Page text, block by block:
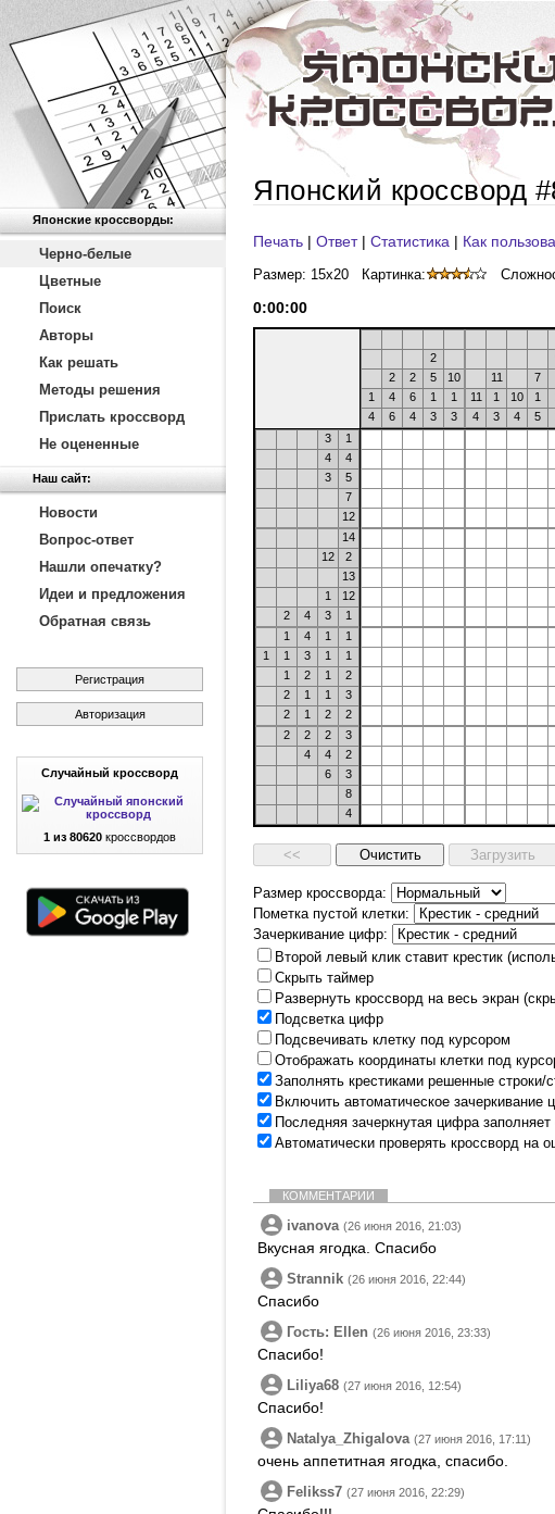
Японские кроссворды:
Черно-белые
Цветные
Поиск
Авторы
Как решать
Методы решения
Прислать кроссворд
Не оцененные
Наш сайт:
Новости
Вопрос-ответ
Нашли опечатку?
Идеи и предложения
Обратная связь
Регистрация
Авторизация
Случайный кроссворд
1 из 80620 кроссвордов
Японский кроссворд
Печать | Ответ| Статистика | Как
Размер: 15x20 Картинка:
0:00:00
2
2
2 5 10 11 7
1
4 6 1 1 11 1 10 1
4
6 4 3 3 4 3 4 5
3
1
4
4
3
5
7
12
14
12
2
13
1
12
2
4 3
1
1
4 1
1
1
1 3 1
1
1
2 1
2
2
1 1
3
2
1 2
2
2
2 2
3
4
4
2
6
3
8
4
Размер кроссворда:
Пометка пустой клетки:
Зачеркивание цифр:
Второй левый клик ставит крестик
Скрыть таймер
Развернуть кроссворд на весь экран
Подсветка цифр
Подсвечивать клетку под курсором
Отображать координаты клетки под
Заполнять крестиками решенные строки/
Включить автоматическое зачеркивание
Последняя зачеркнутая цифра заполняет
Автоматически проверять кроссворд на
КОММЕНТАРИИ
ivanova (26 июня 2016, 21:03)
Вкусная ягодка. Спасибо
Strannik (26 июня 2016, 22:44)
Спасибо
Гость: Ellen (26 июня 2016, 23:33)
Спасибо!
Liliya68 (27 июня 2016, 12:54)
Спасибо!
Natalya_Zhigalova (27 июня 2016, 17:11)
очень аппетитная ягодка, спасибо.
Felikss7 (27 июня 2016, 22:29)